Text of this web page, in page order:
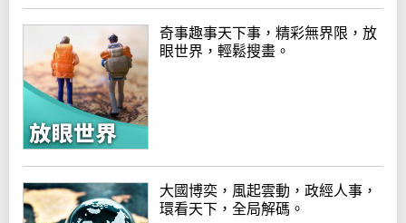
奇事趣事天下事，精彩無界限，放
眼世界，輕鬆搜畫。
大國博奕，風起雲動，政經人事，
環看天下，全局解碼。